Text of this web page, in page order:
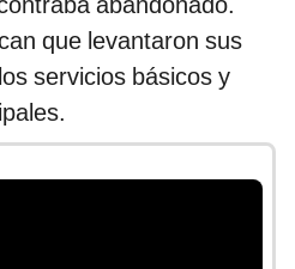
que levantaron sus
servicios básicos y